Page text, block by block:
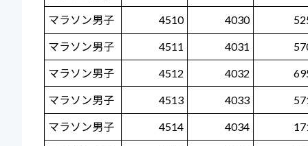
マラソン男子 4510 4030
マラソン男子 4511 4031
マラソン男子 4512 4032
マラソン男子 4513 4033
マラソン男子 4514 4034